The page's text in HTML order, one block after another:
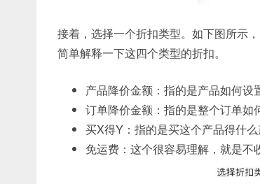
接着，选择一个折扣类型。如下图所示
简单解释一下这四个类型的折扣。
产品降价金额：指的是产品如何设
订单降价金额：指的是整个订单如
买X得Y：指的是买这个产品得什么
免运费：这个很容易理解，就是不